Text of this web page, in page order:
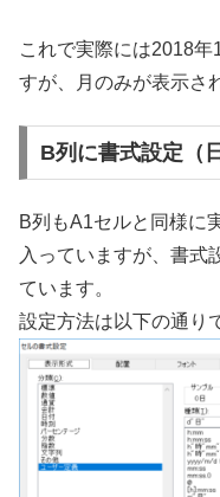
これで実際には2018年
すが、月のみが表示さ
B列に書式設定（
B列もA1セルと同様に
入っていますが、書式
ています。
設定方法は以下の通り